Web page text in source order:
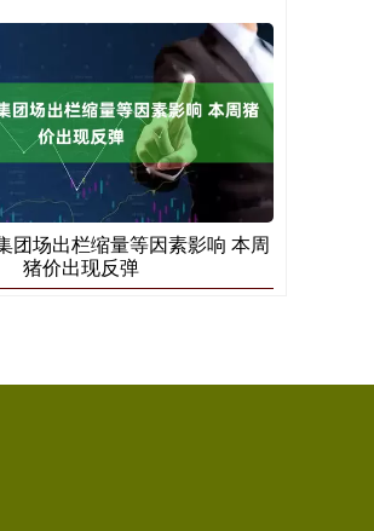
团场出栏缩量等因素影响 本周
猪价出现反弹